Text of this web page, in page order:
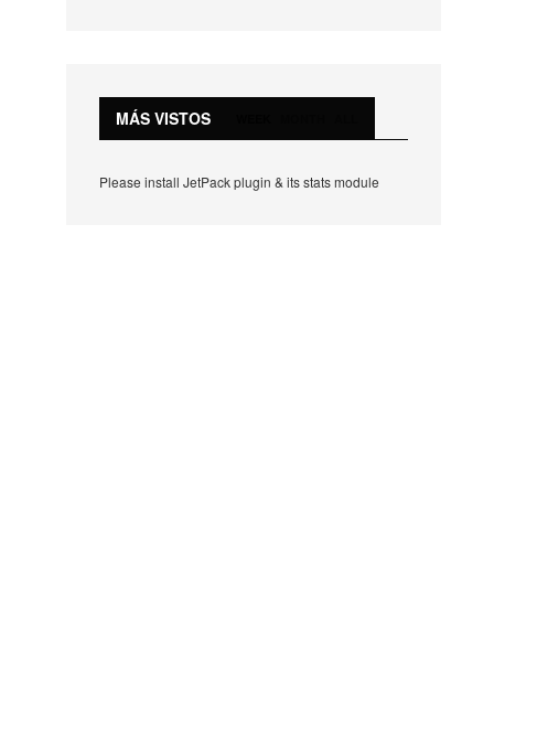
MÁS VISTOS
Please install JetPack plugin & its stats module